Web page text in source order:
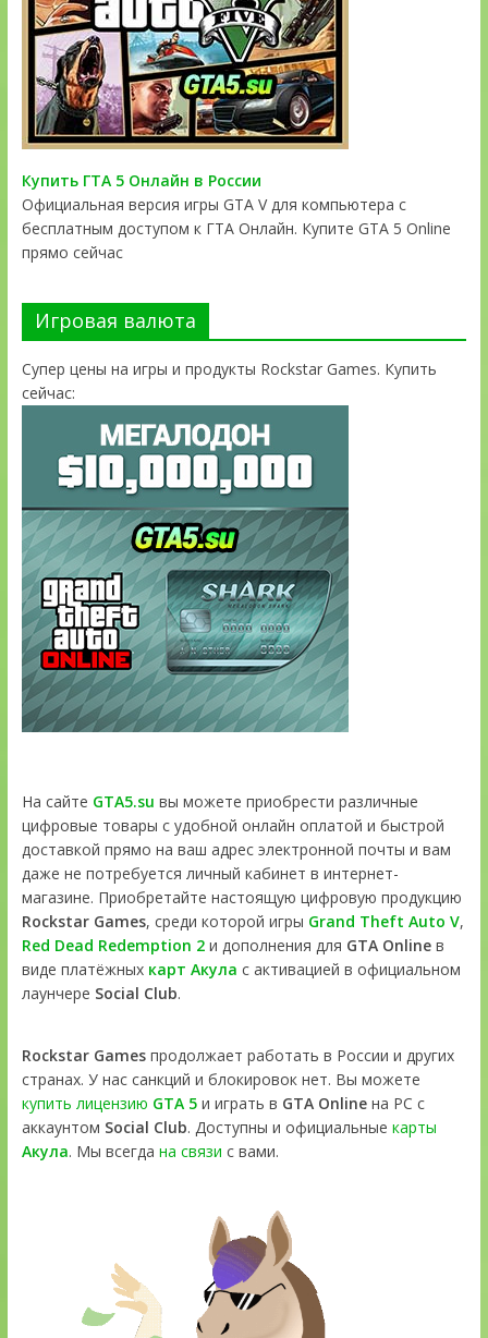
Купить ГТА 5 Онлайн в России
Официальная версия игры GTA V для компьютера с
бесплатным доступом к ГТА Онлайн. Купите GTA 5 Online
прямо сейчас
Игровая валюта
Супер цены на игры и продукты Rockstar Games. Купить
сейчас:
На сайте GTA5.su вы можете приобрести различные
цифровые товары с удобной онлайн оплатой и быстрой
доставкой прямо на ваш адрес электронной почты и вам
даже не потребуется личный кабинет в интернет-
магазине. Приобретайте настоящую цифровую продукцию
Rockstar Games, среди которой игры Grand Theft Auto V,
Red Dead Redemption 2и дополнения для GTA Onlineв
виде платёжных карт Акула с активацией в официальном
лаунчере Social Club.
Rockstar Gamesпродолжает работать в России и других
странах. У нас санкций и блокировок нет. Вы можете
купить лицензию GTA 5и играть в GTA Onlineна PC с
аккаунтом Social Club. Доступны и официальные карты
Акула. Мы всегда на связи с вами.